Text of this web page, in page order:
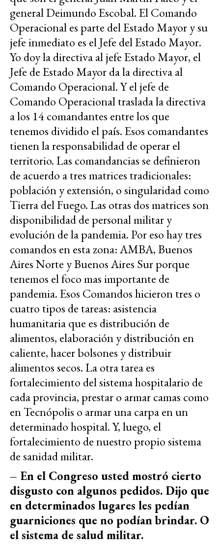
general Deimundo Escobal. El Comando
Operacional es parte del Estado Mayor y su
jefe inmediato es el Jefe del Estado Mayor.
Yo doy la directiva al jefe Estado Mayor, el
Jefe de Estado Mayor da la directiva al
Comando Operacional. Y el jefe de
Comando Operacional traslada la directiva
a los 14 comandantes entre los que
tenemos dividido el país. Esos comandantes
tienen la responsabilidad de operar el
territorio. Las comandancias se definieron
de acuerdo a tres matrices tradicionales:
población y extensión, o singularidad como
Tierra del Fuego. Las otras dos matrices son
disponibilidad de personal militar y
evolución de la pandemia. Por eso hay tres
comandos en esta zona: AMBA, Buenos
Aires Norte y Buenos Aires Sur porque
tenemos el foco mas importante de
pandemia. Esos Comandos hicieron tres o
cuatro tipos de tareas: asistencia
humanitaria que es distribución de
alimentos, elaboración y distribución en
caliente, hacer bolsones y distribuir
alimentos secos. La otra tarea es
fortalecimiento del sistema hospitalario de
cada provincia, prestar o armar camas como
en Tecnópolis o armar una carpa en un
determinado hospital. Y, luego, el
fortalecimiento de nuestro propio sistema
de sanidad militar.
– En el Congreso usted mostró cierto
disgusto con algunos pedidos. Dijo que
en determinados lugares les pedían
guarniciones que no podían brindar. O
el sistema de salud militar.